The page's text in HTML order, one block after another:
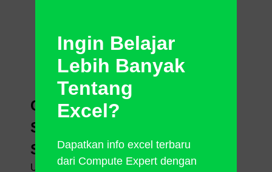
Cara Menghapus Beberapa
Sheet di Excel Secara
Sekaligus
Untuk menghapus beberapa sheet secara
Ingin Belajar
Lebih Banyak
Tentang
Excel?
Dapatkan info excel terbaru
dari Compute Expert dengan